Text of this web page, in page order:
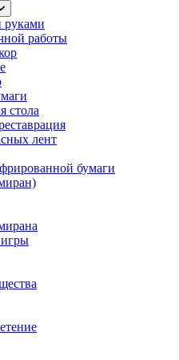
руками
работы
стола
лент
бумаги